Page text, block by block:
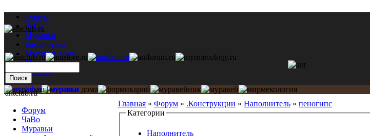
Форум
ЧаВо
Муравьи
Библиотека
Муравьи дома
Мастерская
Каталог
Главная » Форум » .Конструкции » Наполнитель » пеногипс
Категории
Наполнитель
antclub.ru
Форум
ЧаВо
Муравьи